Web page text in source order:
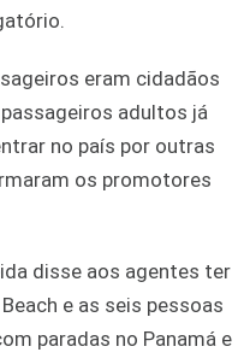
eram cidadãos
adultos já
no país por outras
os promotores
disse aos agentes ter
e as seis pessoas
paradas no Panamá e